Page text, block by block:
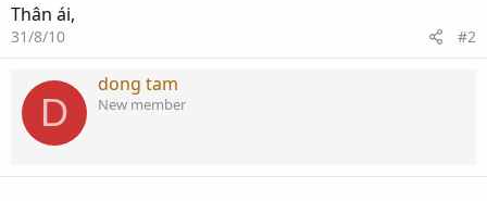
Thân ái,
31/8/10 #2
D
dong tam
New member